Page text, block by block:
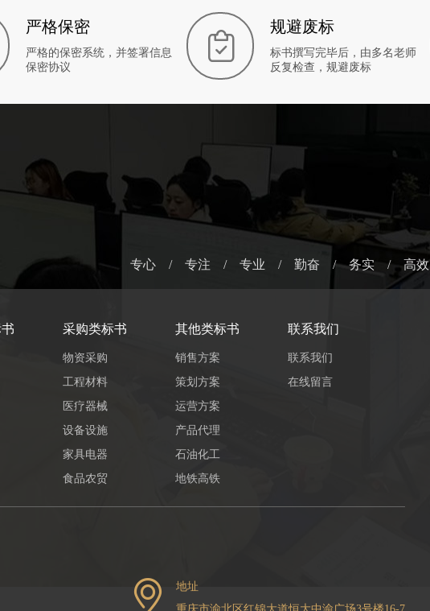
严格保密
严格的保密系统，并签署信息
保密协议
规避废标
标书撰写完毕后，由多名老师
反复检查，规避废标
专心 / 专注 / 专业 / 勤奋 / 务实 / 高效
采购类标书
物资采购
工程材料
医疗器械
设备设施
家具电器
食品农贸
其他类标书
销售方案
策划方案
运营方案
产品代理
石油化工
地铁高铁
联系我们
联系我们
在线留言
地址